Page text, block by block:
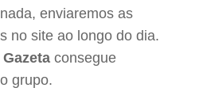
enviaremos as
no site ao longo do dia.
Gazeta consegue
grupo.